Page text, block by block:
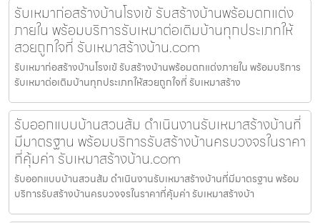
รับเหมาก่อสร้างบ้านโรงเข้ รับสร้างบ้านพร้อมตกแต่ง
ภายใน พร้อมบริการรับเหมาต่อเติมบ้านทุกประเภทให้
สวยถูกใจที่ รับเหมาสร้างบ้าน.com
รับเหมาก่อสร้างบ้านโรงเข้ รับสร้างบ้านพร้อมตกแต่งภายใน พร้อมบริการ
รับเหมาต่อเติมบ้านทุกประเภทให้สวยถูกใจที่ รับเหมาสร้าง
รับออกแบบบ้านสวนส้ม ดำเนินงานรับเหมาสร้างบ้านที่
มีมาตรฐาน พร้อมบริการรับสร้างบ้านครบวงจรในราคา
ที่คุ้มค่า รับเหมาสร้างบ้าน.com
รับออกแบบบ้านสวนส้ม ดำเนินงานรับเหมาสร้างบ้านที่มีมาตรฐาน พร้อม
บริการรับสร้างบ้านครบวงจรในราคาที่คุ้มค่า รับเหมาสร้างบ้า